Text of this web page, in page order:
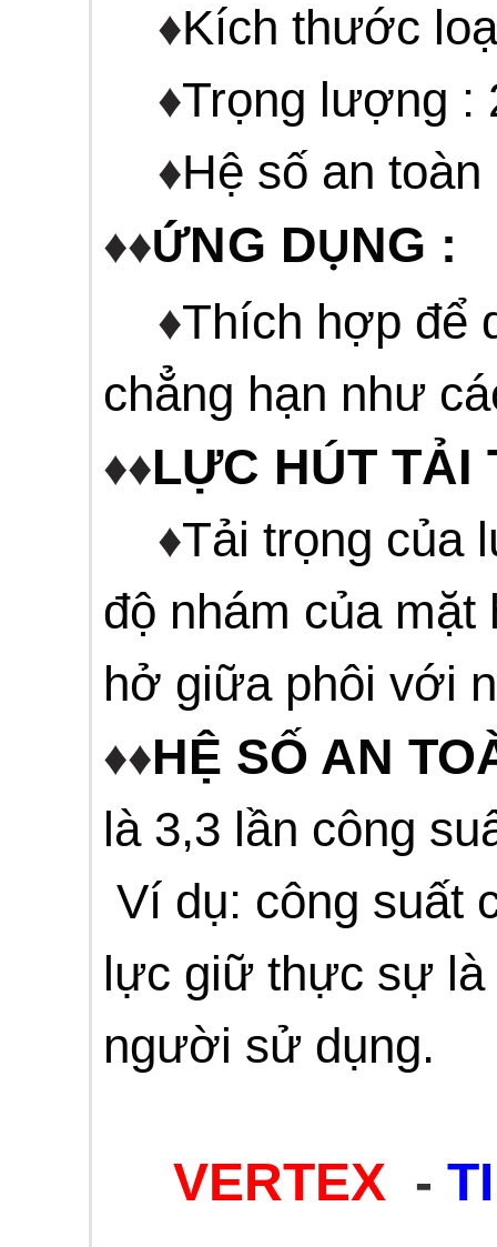
♦Kích thước
♦Trọng lượng :
♦Hệ số an toàn
♦♦ỨNG DỤNG :
♦Thích hợp để
chẳng hạn như
♦♦LỰC HÚT TẢI
♦Tải trọng của
độ nhám của
hở giữa phôi với
♦♦HỆ SỐ AN
là 3,3 lần công
Ví dụ: công suất
lực giữ thực sự là
người sử dụng.
VERTEX -